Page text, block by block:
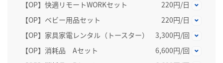
【OP】快適リモートWORKセット
220円/日
【OP】ベビー用品セット
220円/日
【OP】家具家電レンタル（トースター）
3,300円/回
【OP】消耗品 Aセット
6,600円/回